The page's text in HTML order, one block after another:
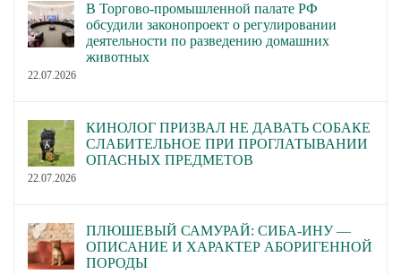
В Торгово-промышленной палате РФ
обсудили законопроект о регулировании
деятельности по разведению домашних
животных
22.07.2026
КИНОЛОГ ПРИЗВАЛ НЕ ДАВАТЬ СОБАКЕ
СЛАБИТЕЛЬНОЕ ПРИ ПРОГЛАТЫВАНИИ
ОПАСНЫХ ПРЕДМЕТОВ
22.07.2026
ПЛЮШЕВЫЙ САМУРАЙ: СИБА-ИНУ —
ОПИСАНИЕ И ХАРАКТЕР АБОРИГЕННОЙ
ПОРОДЫ